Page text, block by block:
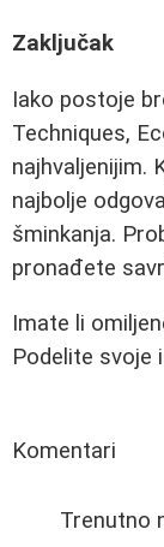
Zaključak
Iako postoje
Techniques,
najhvaljenijim.
najbolje
šminkanja.
pronađete
Imate li
Podelite svoje
Komentari
Trenutno